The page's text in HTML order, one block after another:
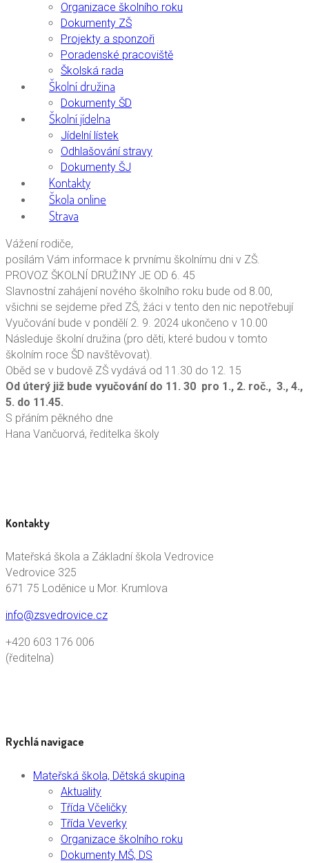
Organizace školního roku
Dokumenty ZŠ
Projekty a sponzoři
Poradenské pracoviště
Školská rada
Školní družina
Dokumenty ŠD
Školní jídelna
Jídelní lístek
Odhlašování stravy
Dokumenty ŠJ
Kontakty
Škola online
Strava
Vážení rodiče,
posílám Vám informace k prvnímu školnímu dni v ZŠ.
PROVOZ ŠKOLNÍ DRUŽINY JE OD 6. 45
Slavnostní zahájení nového školního roku bude od 8.00,
všichni se sejdeme před ZŠ, žáci v tento den nic nepotřebují
Vyučování bude v pondělí 2. 9. 2024 ukončeno v 10.00
Následuje školní družina (pro děti, které budou v tomto
školním roce ŠD navštěvovat).
Oběd se v budově ZŠ vydává od 11.30 do 12. 15
Od úterý již bude vyučování do 11. 30 pro 1., 2. roč., 3., 4.,
5. do 11.45.
S přáním pěkného dne
Hana Vančuorvá, ředitelka školy
Kontakty
Mateřská škola a Základní škola Vedrovice
Vedrovice 325
671 75 Loděnice u Mor. Krumlova
info@zsvedrovice.cz
+420 603 176 006
(ředitelna)
Rychlá navigace
Mateřská škola, Dětská skupina
Aktuality
Třída Včeličky
Třída Veverky
Organizace školního roku
Dokumenty MŠ, DS